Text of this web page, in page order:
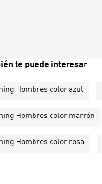
te puede interesar
Hombres color azul
Hombres color marrón
Hombres color rosa